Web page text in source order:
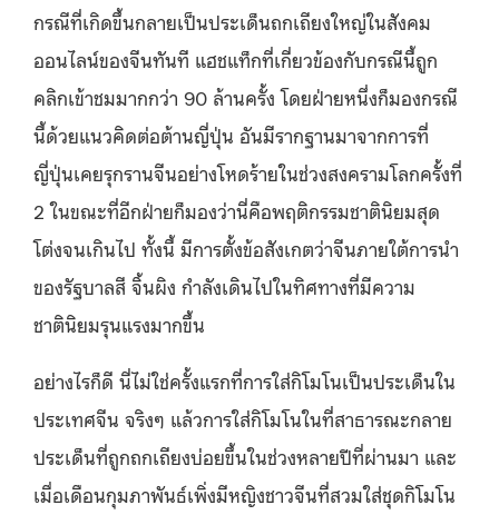
กรณีที่เกิดขึ้นกลายเป็นประเด็นถกเถียงใหญ่ในสังคม
ออนไลน์ของจีนทันที แฮชแท็กที่เกี่ยวข้องกับกรณีนี้ถูก
คลิกเข้าชมมากกว่า 90 ล้านครั้ง โดยฝ่ายหนึ่งก็มองกรณี
นี้ด้วยแนวคิดต่อต้านญี่ปุ่น อันมีรากฐานมาจากการที่
ญี่ปุ่นเคยรุกรานจีนอย่างโหดร้ายในช่วงสงครามโลกครั้งที่
2ในขณะที่อีกฝ่ายก็มองว่านี่คือพฤติกรรมชาตินิยมสุด
โต่งจนเกินไป ทั้งนี้ มีการตั้งข้อสังเกตว่าจีนภายใต้การนำ
ของรัฐบาลสี จิ้นผิง กำลังเดินไปในทิศทางที่มีความ
ชาตินิยมรุนแรงมากขึ้น
อย่างไรก็ดี นี่ไม่ใช่ครั้งแรกที่การใส่กิโมโนเป็นประเด็นใน
ประเทศจีน จริงๆ แล้วการใส่กิโมโนในที่สาธารณะกลาย
ประเด็นที่ถูกถกเถียงบ่อยขึ้นในช่วงหลายปีที่ผ่านมา และ
เมื่อเดือนกุมภาพันธ์เพิ่งมีหญิงชาวจีนที่สวมใส่ชุดกิโมโน